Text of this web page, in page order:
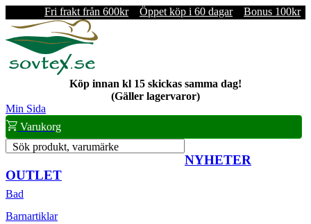
Fri frakt från 600kr Öppet köp i 60 dagar Bonus 100kr
Köp innan kl 15 skickas samma dag!
(Gäller lagervaror)
Min Sida
Varukorg
Sök produkt, varumärke
NYHETER
OUTLET
Bad
Barnartiklar